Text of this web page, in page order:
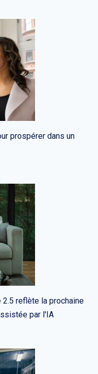
prospérer dans un
reflète la prochaine
par l'IA